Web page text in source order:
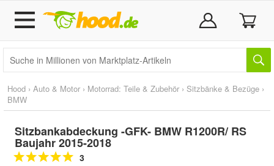
Hood › Auto & Motor › Motorrad: Teile & Zubehör › Sitzbänke & Bezüge ›
BMW
Sitzbankabdeckung -GFK- BMW R1200R/ RS
Baujahr 2015-2018
3